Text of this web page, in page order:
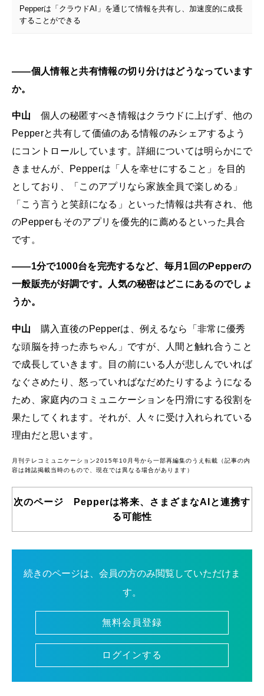
Pepperは「クラウドAI」を通じて情報を共有し、加速度的に成長
することができる
――個人情報と共有情報の切り分けはどうなっています
か。
中山 個人の秘匿すべき情報はクラウドに上げず、他の
Pepperと共有して価値のある情報のみシェアするよう
にコントロールしています。詳細については明らかにで
きませんが、Pepperは「人を幸せにすること」を目的
としており、「このアプリなら家族全員で楽しめる」
「こう言うと笑顔になる」といった情報は共有され、他
のPepperもそのアプリを優先的に薦めるといった具合
です。
――1分で1000台を完売するなど、毎月1回のPepperの
一般販売が好調です。人気の秘密はどこにあるのでしょ
うか。
中山 購入直後のPepperは、例えるなら「非常に優秀
な頭脳を持った赤ちゃん」ですが、人間と触れ合うこと
で成長していきます。目の前にいる人が悲しんでいれば
なぐさめたり、怒っていればなだめたりするようになる
ため、家庭内のコミュニケーションを円滑にする役割を
果たしてくれます。それが、人々に受け入れられている
理由だと思います。
月刊テレコミュニケーション2015年10月号から一部再編集のうえ転載（記事の内
容は雑誌掲載当時のもので、現在では異なる場合があります）
次のページ Pepperは将来、さまざまなAIと連携す
る可能性
続きのページは、会員の方のみ閲覧していただけま
す。
無料会員登録
ログインする